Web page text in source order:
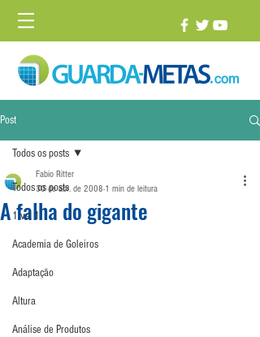
Post
Todos os posts
1 vs. 1
Academia de Goleiros
Adaptação
Altura
Análise de Produtos
Todos os posts
A falha do gigante
Fabio Ritter
30 de abr. de 2008 1 min de leitura